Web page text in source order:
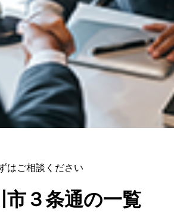
はご相談ください
市３条通の一覧